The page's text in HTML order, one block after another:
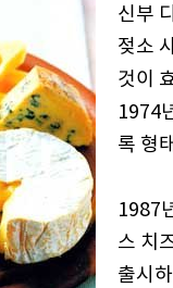
신부
젖소
것이
1974
록 형
1987
스 치
출시